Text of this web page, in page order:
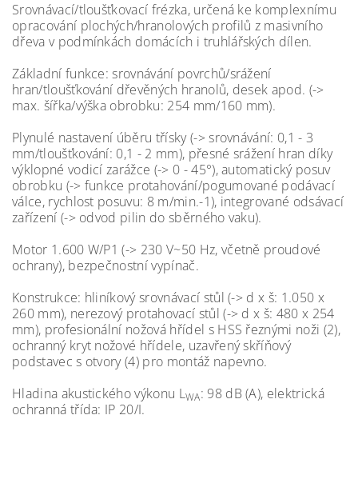
Srovnávací/tloušťkovací frézka, určená ke komplexnímu
opracování plochých/hranolových profilů z masivního
dřeva v podmínkách domácích i truhlářských dílen.
Základní funkce: srovnávání povrchů/srážení
hran/tloušťkování dřevěných hranolů, desek apod. (->
max. šířka/výška obrobku: 254 mm/160 mm).
Plynulé nastavení úběru třísky (-> srovnávání: 0,1 - 3
mm/tloušťkování: 0,1 - 2 mm), přesné srážení hran díky
výklopné vodicí zarážce (-> 0 - 45°), automatický posuv
obrobku (-> funkce protahování/pogumované podávací
válce, rychlost posuvu: 8 m/min.-1), integrované odsávací
zařízení (-> odvod pilin do sběrného vaku).
Motor 1.600 W/P1 (-> 230 V~50 Hz, včetně proudové
ochrany), bezpečnostní vypínač.
Konstrukce: hliníkový srovnávací stůl (-> d x š: 1.050 x
260 mm), nerezový protahovací stůl (-> d x š: 480 x 254
mm), profesionální nožová hřídel s HSS řeznými noži (2),
ochranný kryt nožové hřídele, uzavřený skříňový
podstavec s otvory (4) pro montáž napevno.
Hladina akustického výkonu LWA: 98 dB (A), elektrická
ochranná třída: IP 20/I.